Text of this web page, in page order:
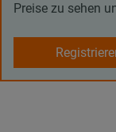
Preise zu sehen